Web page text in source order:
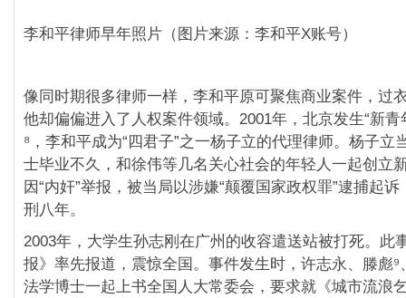
李和平律师早年照片（图片来源：李和平X账号）
像同时期很多律师一样，李和平原可聚焦商业案件，过
他却偏偏进入了人权案件领域。2001年，北京发生“新青
⁸，李和平成为“四君子”之一杨子立的代理律师。杨子立
士毕业不久，和徐伟等几名关心社会的年轻人一起创立
因“内奸”举报，被当局以涉嫌“颠覆国家政权罪”逮捕起
刑八年。
2003年，大学生孙志刚在广州的收容遣送站被打死。此
报》率先报道，震惊全国。事件发生时，许志永、滕彪⁹
法学博士一起上书全国人大常委会，要求就《城市流浪